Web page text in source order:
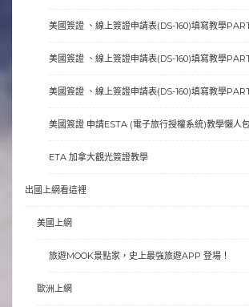
美國簽證 、線上簽證申請表(DS-160)填寫教學
美國簽證 、線上簽證申請表(DS-160)填寫教學
美國簽證 、線上簽證申請表(DS-160)填寫教學
美國簽證 申請ESTA (電子旅行授權系統)教學懶人
ETA 加拿大觀光簽證教學
出國上網看這裡
美國上網
旅遊MOOK景點家，史上最強旅遊APP 登場！
歐洲上網